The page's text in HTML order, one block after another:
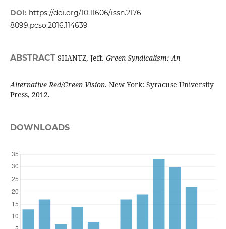
DOI: https://doi.org/10.11606/issn.2176-
8099.pcso.2016.114639
ABSTRACTSHANTZ, Jeff. Green Syndicalism: An
Alternative Red/Green Vision. New York: Syracuse University
Press, 2012.
DOWNLOADS